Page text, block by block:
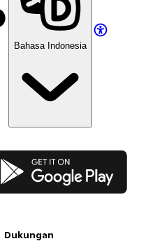
Bahasa Indonesia
Play
Dukungan